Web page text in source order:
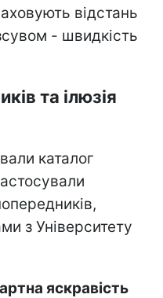
відстань
- швидкість
та ілюзія
каталог
з Університету
яскравість